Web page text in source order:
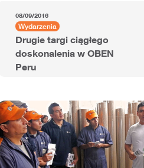
08/09/2016
Wydarzenia
Drugie targi ciągłego
doskonalenia w OBEN
Peru